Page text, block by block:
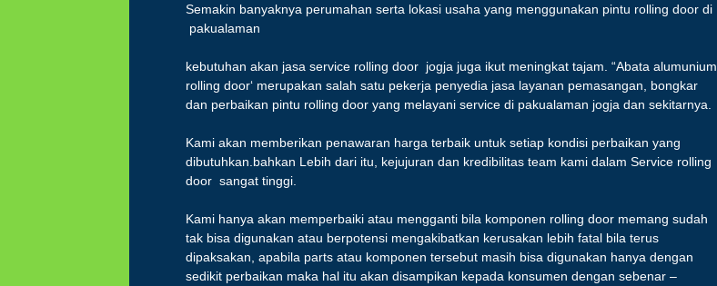
Semakin banyaknya perumahan serta lokasi usaha yang menggunakan pintu rolling door di
pakualaman
kebutuhan akan jasa service rolling door jogja juga ikut meningkat tajam. “Abata alumunium
rolling door‘ merupakan salah satu pekerja penyedia jasa layanan pemasangan, bongkar
dan perbaikan pintu rolling door yang melayani service di pakualaman jogja dan sekitarnya.
Kami akan memberikan penawaran harga terbaik untuk setiap kondisi perbaikan yang
dibutuhkan.bahkan Lebih dari itu, kejujuran dan kredibilitas team kami dalam Service rolling
door sangat tinggi.
Kami hanya akan memperbaiki atau mengganti bila komponen rolling door memang sudah
tak bisa digunakan atau berpotensi mengakibatkan kerusakan lebih fatal bila terus
dipaksakan, apabila parts atau komponen tersebut masih bisa digunakan hanya dengan
sedikit perbaikan maka hal itu akan disampikan kepada konsumen dengan sebenar –